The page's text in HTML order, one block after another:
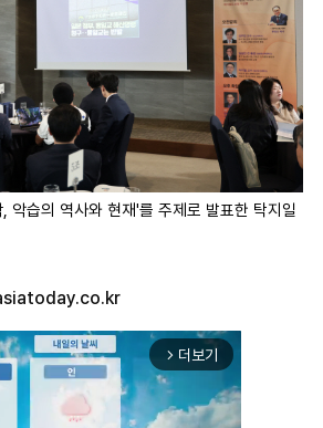
악습의 역사와 현재'를 주제로 발표한 탁지일
arrow_forward_ios 더보기